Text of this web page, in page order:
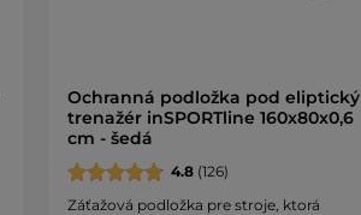
Ochranná podložka pod eliptický
trenažér inSPORTline 160x80x0,6
cm - šedá
4.8(126)
Záťažová podložka pre stroje, ktorá